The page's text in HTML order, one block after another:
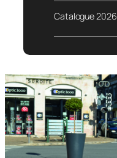
Catalogue 2026